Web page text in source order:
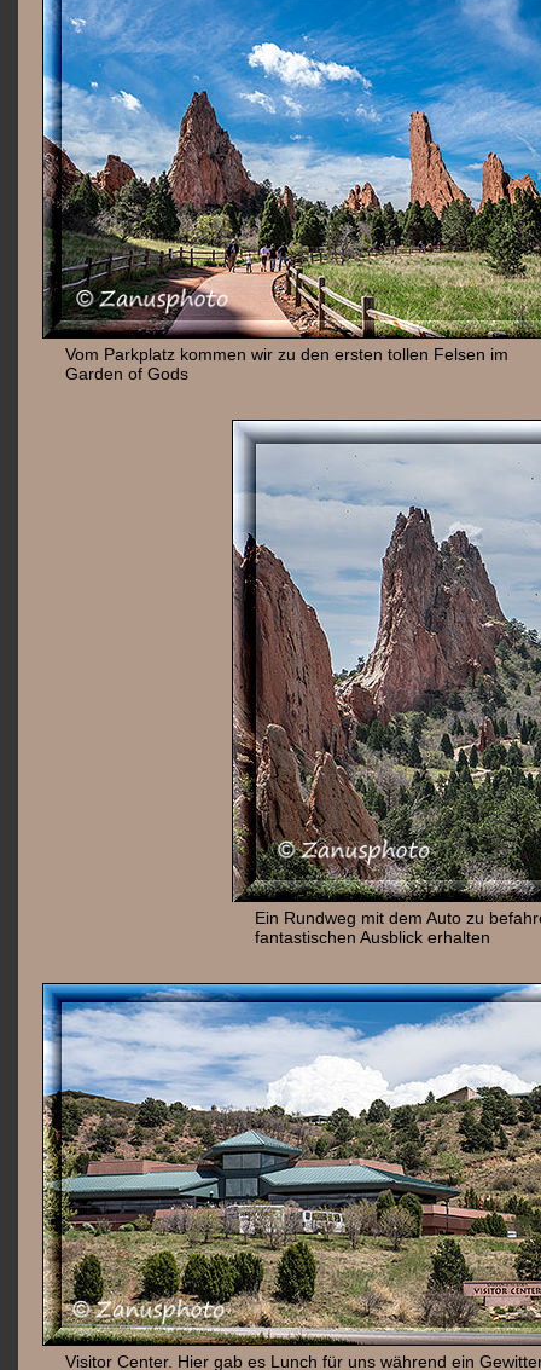
Vom Parkplatz kommen wir zu den ersten tollen Felsen im
Garden of Gods
Ein Rundweg mit dem Auto zu
fantastischen Ausblick erhalten
Visitor Center. Hier gab es Lunch für uns während ein